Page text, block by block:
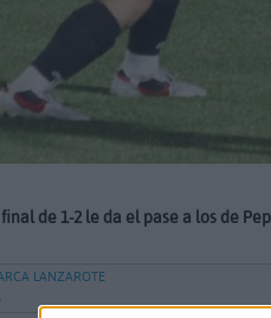
de 1-2 le da el pase a los de
LANZAROTE